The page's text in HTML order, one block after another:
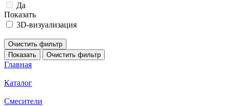
Да
Показать
3D-визуализация
Очистить фильтр
Показать
Очистить фильтр
Главная
Каталог
Смесители